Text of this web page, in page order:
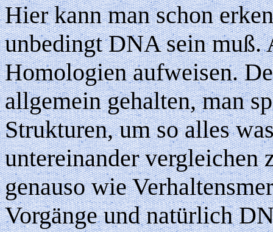
Hier kann man schon
unbedingt DNA sein muß.
Homologien aufweisen.
allgemein gehalten, man
Strukturen, um so alles
untereinander vergleichen
genauso wie
Vorgänge und natürlich